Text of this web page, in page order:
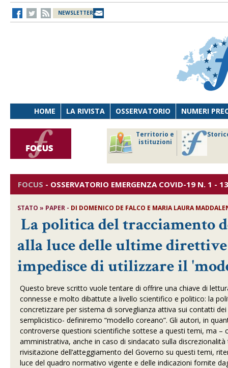
NEWSLETTER
HOME LA RIVISTA OSSERVATORIO NUMERI
Territorio e
istituzioni
FOCUS - OSSERVATORIO EMERGENZA COVID-19 N. 1 -
STATO » PAPER - DI DOMENICO DE FALCO E MARIA LAURA
La politica del tracciamento
alla luce delle ultime
impedisce di utilizzare il
Questo breve scritto vuole tentare di offrire una chiave di
connesse e molto dibattute a livello scientifico e politico: la
concretizzare per sistema di sorveglianza attiva sui contatti
semplicistico- definiremo “modello coreano”. Gli autori, in
controverse questioni scientifiche sottese a questi temi, ma –
amministrativa, anche in caso di sindacato sulla
rivisitazione dell’atteggiamento del Governo su questi temi,
luce del quadro normativo vigente e delle indicazioni fornite